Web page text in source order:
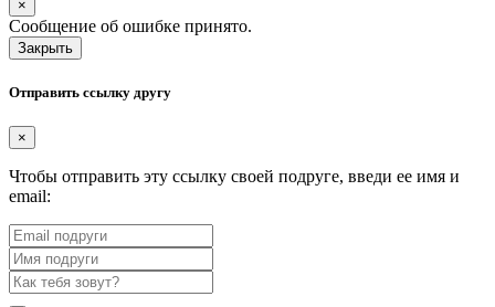
×
Сообщение об ошибке принято.
Закрыть
Отправить ссылку другу
×
Чтобы отправить эту ссылку своей подруге, введи ее имя и
email: